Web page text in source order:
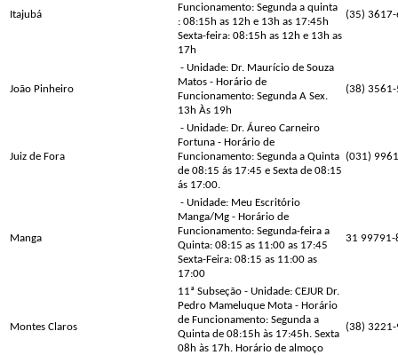
Itajubá
Funcionamento: Segunda a quinta
: 08:15h as 12h e 13h as 17:45h
Sexta-feira: 08:15h as 12h e 13h as
17h
(35)
João Pinheiro
- Unidade: Dr. Maurício de Souza
Matos - Horário de
Funcionamento: Segunda A Sex.
13h Às 19h
(38)
Juiz de Fora
- Unidade: Dr. Áureo Carneiro
Fortuna - Horário de
Funcionamento: Segunda a Quinta
de 08:15 ás 17:45 e Sexta de 08:15
ás 17:00.
(031)
Manga
- Unidade: Meu Escritório
Manga/Mg - Horário de
Funcionamento: Segunda-feira a
Quinta: 08:15 as 11:00 as 17:45
Sexta-Feira: 08:15 as 11:00 as
17:00
31 99791-
Montes Claros
11ª Subseção - Unidade: CEJUR Dr.
Pedro Mameluque Mota - Horário
de Funcionamento: Segunda a
Quinta de 08:15h às 17:45h. Sexta
08h às 17h. Horário de almoço
(38)